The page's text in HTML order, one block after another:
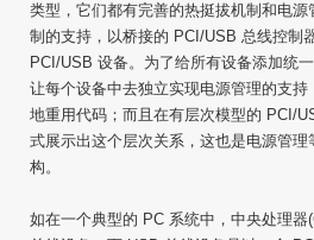
类型，它们都有完善的热挺拔机制和电
制的支持，以桥接的 PCI/USB 总线控制
PCI/USB 设备。为了给所有设备添加统
让每个设备中去独立实现电源管理的支
地重用代码；而且在有层次模型的 PCI/
式展示出这个层次关系，这也是电源管
构。
如在一个典型的 PC 系统中，中央处理器